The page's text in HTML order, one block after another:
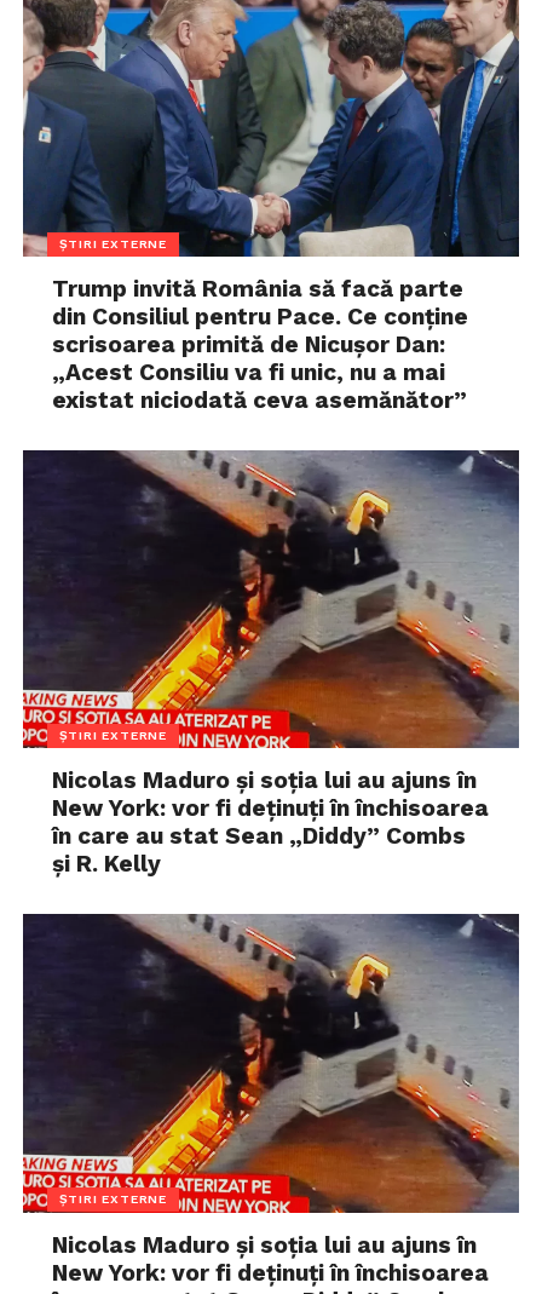
ȘTIRI EXTERNE
Trump invită România să facă parte
din Consiliul pentru Pace. Ce conține
scrisoarea primită de Nicușor Dan:
„Acest Consiliu va fi unic, nu a mai
existat niciodată ceva asemănător”
ȘTIRI EXTERNE
Nicolas Maduro și soția lui au ajuns în
New York: vor fi deținuți în închisoarea
în care au stat Sean „Diddy” Combs
și R. Kelly
ȘTIRI EXTERNE
Nicolas Maduro și soția lui au ajuns în
New York: vor fi deținuți în închisoarea